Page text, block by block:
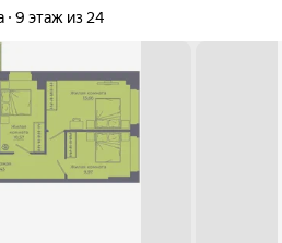
9 этаж из 24